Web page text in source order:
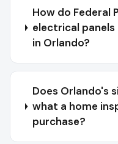
How do Federal
electrical
in Orlando?
Does Orlando's
what a home
purchase?